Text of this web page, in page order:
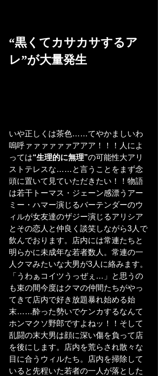
“黒くてカサカサするア
レ”が大量発生
いや正しくは茶色……てやかましいわ
嗚呼ァァァァァァアアア！！！人によ
っては“生理的に無理”の可能性大アリ
ストテレスな……と言うことをまず念
頭に置いて見ていただきたい！！物語
は若干トーマス・ジェーン感漂うアー
ミー・ハマー演じるバーテンダーのウ
ィルが女友達のザジー演じるアリシア
とその恋人と仲良く談笑しながら3人で
飲んでおります。店内には常連たちと
明らかに未成年な若者数人。常連の一
人クマみたいな大男が3人に絡みます。
「うわぁコイツうっぜぇ…」と思うの
も束の間今度はクマの仲間たちがやっ
てきて店内で好き放題暴れ始める始
末……酔った勢いでケンカするなんて
ホンマクソ野郎ですよねッ！！そして
乱闘の末大男は顔に深い傷を負って店
を後にします。店内を荒らされ散々な
目に合うウィルたち。店内を掃除して
いると先程いた若者の一人が落とした